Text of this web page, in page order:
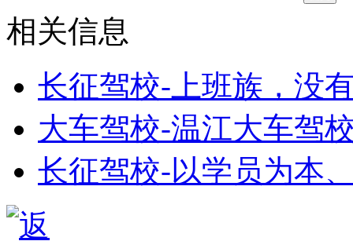
相关信息
长征驾校-上班族，没
大车驾校-温江大车驾
长征驾校-以学员为本